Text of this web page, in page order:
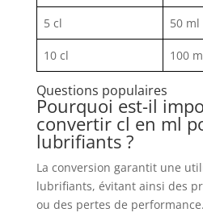
5 cl 50 ml
10 cl 100
Questions populaires
Pourquoi est-il
convertir cl en ml
lubrifiants ?
La conversion garantit une
lubrifiants, évitant ainsi des
ou des pertes de performance.